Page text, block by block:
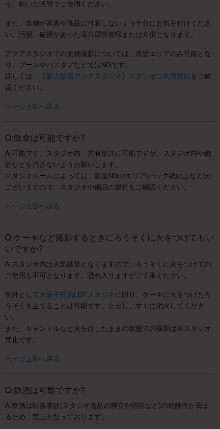
う、乾いた状態でご使用ください。
また、血糊が家具や備品に付着しないよう十分にお気を付けくださ
い。汚損、破損があった場合原状復帰または弁償となります。
アクアスタジオでの血糊撮影については、黒壁エリアのみ可能とな
り、プールやバスタブなどではNGです。
詳しくは、
【新大阪店アクアスタジオ】スタジオご利用規約をご確
認ください。
ページ上部へ戻る
Q:飲食は可能ですか?
A:可能です。スタジオ内、共有部共に可能ですが、スタジオ内や備
品などを汚さないようお願いします。
スタジオルームによっては、飲食NGのエリア(バック紙の上など)が
ございますので、スタジオや備品の規約もご確認ください。
ページ上部へ戻る
Q:ケーキなど撮影するときにろうそくに火をつけてもい
いですか?
A:スタジオ内は火気厳禁となりますので、ろうそくに火をつけての
ご使用も不可となります。恐れ入りますがご了承ください。
例外として大阪平野店LDKスタジオに限り、ケーキに火をつけたろ
うそくを立てることは可能です。ただし、すぐに消火してくださ
い。
また、キャンドルなど火を灯したままの状態での撮影は全スタジオ
禁止です。
ページ上部へ戻る
Q:飲酒は可能ですか?
A:飲酒は転落事故(スタジオ備品の脚立や階段など)の危険性が高ま
るため、禁止となっております。